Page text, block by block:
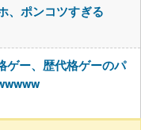
、ポンコツすぎる
ゲー、歴代格ゲーのパ